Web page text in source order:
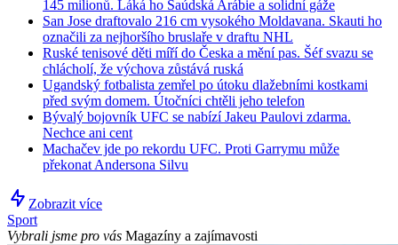
145 milionů. Láká ho Saúdská Arábie a solidní gáže
San Jose draftovalo 216 cm vysokého Moldavana. Skauti ho
označili za nejhoršího bruslaře v draftu NHL
Ruské tenisové děti míří do Česka a mění pas. Šéf svazu se
chlácholí, že výchova zůstává ruská
Ugandský fotbalista zemřel po útoku dlažebními kostkami
před svým domem. Útočníci chtěli jeho telefon
Bývalý bojovník UFC se nabízí Jakeu Paulovi zdarma.
Nechce ani cent
Machačev jde po rekordu UFC. Proti Garrymu může
překonat Andersona Silvu
Zobrazit více
Sport
Vybrali jsme pro vás Magazíny a zajímavosti